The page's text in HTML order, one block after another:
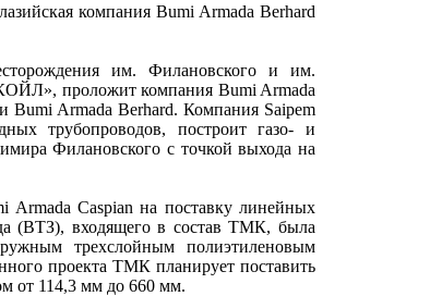
компания Bumi Armada Berhard
им. Филановского и им.
проложит компания Bumi Armada
Bumi Armada Berhard. Компания Saipem
трубопроводов, построит газо- и
Филановского с точкой выхода на
Caspian на поставку линейных
(ВТЗ), входящего в состав ТМК, была
трехслойным полиэтиленовым
проекта ТМК планирует поставить
от 114,3 мм до 660 мм.